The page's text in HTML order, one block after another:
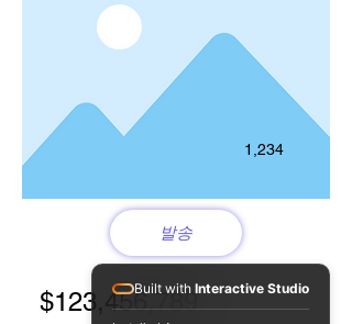
1,234
발송
$123,456,789
Built with Interactive Studio